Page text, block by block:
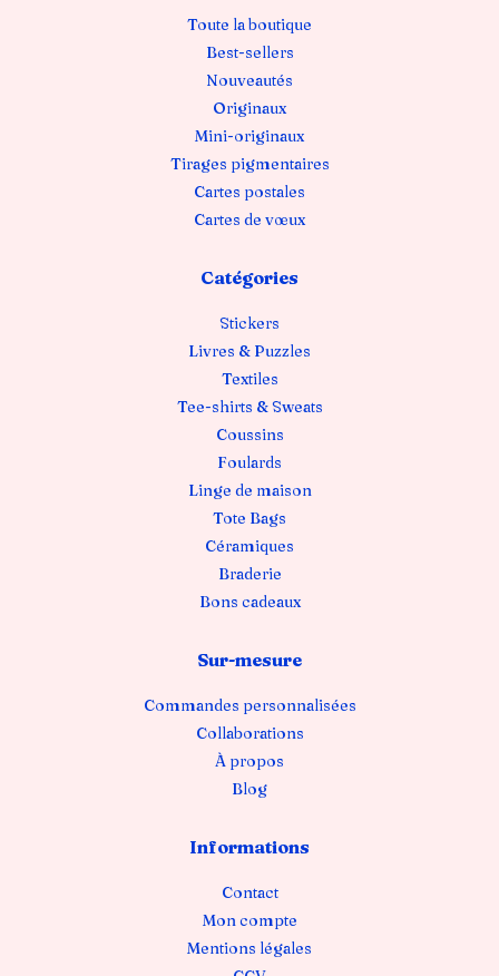
Toute la boutique
Best-sellers
Nouveautés
Originaux
Mini-originaux
Tirages pigmentaires
Cartes postales
Cartes de vœux
Catégories
Stickers
Livres & Puzzles
Textiles
Tee-shirts & Sweats
Coussins
Foulards
Linge de maison
Tote Bags
Céramiques
Braderie
Bons cadeaux
Sur-mesure
Commandes personnalisées
Collaborations
À propos
Blog
Informations
Contact
Mon compte
Mentions légales